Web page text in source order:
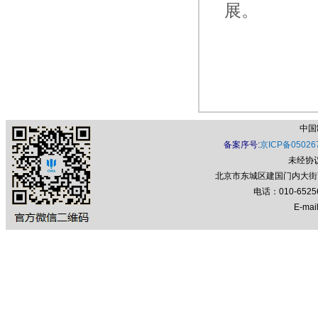
展。
中
备案序号:京ICP备
未经协
北京市东城区建国门内大
电话：010-
E-